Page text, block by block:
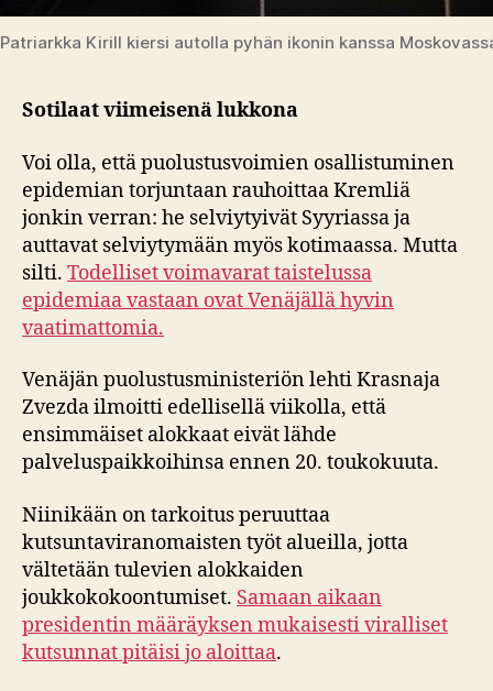
Patriarkka Kirill kiersi autolla pyhän ikonin kanssa
Sotilaat viimeisenä lukkona
Voi olla, että puolustusvoimien osallistuminen
epidemian torjuntaan rauhoittaa Kremliä
jonkin verran: he selviytyivät Syyriassa ja
auttavat selviytymään myös kotimaassa. Mutta
silti. Todelliset voimavarat taistelussa
epidemiaa vastaan ovat Venäjällä hyvin
vaatimattomia.
Venäjän puolustusministeriön lehti Krasnaja
Zvezda ilmoitti edellisellä viikolla, että
ensimmäiset alokkaat eivät lähde
palveluspaikkoihinsa ennen 20. toukokuuta.
Niinikään on tarkoitus peruuttaa
kutsuntaviranomaisten työt alueilla, jotta
vältetään tulevien alokkaiden
joukkokokoontumiset. Samaan aikaan
presidentin määräyksen mukaisesti viralliset
kutsunnat pitäisi jo aloittaa.